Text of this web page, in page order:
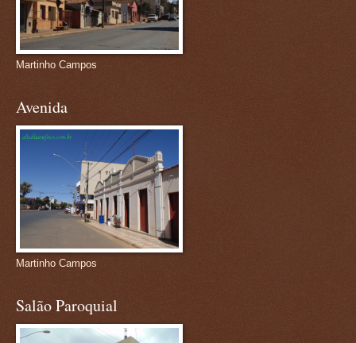
Martinho Campos
Avenida
Martinho Campos
Salão Paroquial